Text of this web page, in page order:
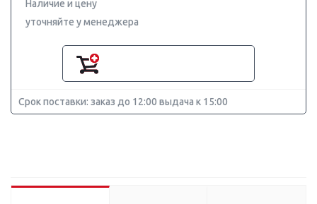
Наличие и цену
уточняйте у менеджера
Срок поставки: заказ до 12:00 выдача к 15:00